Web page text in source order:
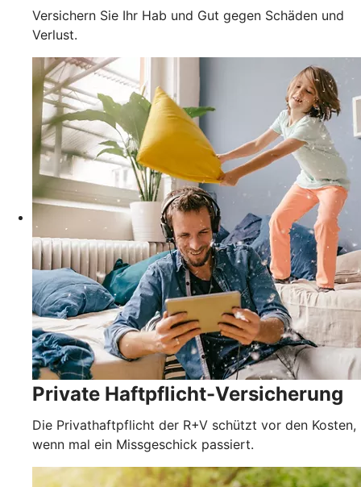
Versichern Sie Ihr Hab und Gut gegen Schäden und
Verlust.
Private Haftpflicht-Versicherung
Die Privathaftpflicht der R+V schützt vor den Kosten,
wenn mal ein Missgeschick passiert.